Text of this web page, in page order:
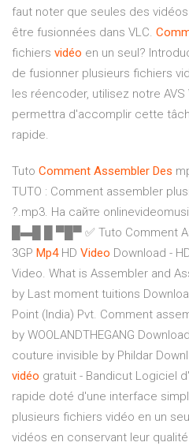
faut noter que seules des
être fusionnées dans VLC.
fichiers vidéo en un seul?
de fusionner plusieurs fichiers
les réencoder, utilisez notre
permettra d'accomplir cette
rapide.
Tuto Comment Assembler Des
TUTO : Comment assembler
?.mp3. На сайте
█▬█ █ ▀█▀ ✅ Tuto Comment
3GP Mp4HD Video Download -
Video. What is Assembler and
by Last moment tuitions
Point (India) Pvt. Comment
by WOOLANDTHEGANG
couture invisible by Phildar
vidéo gratuit - Bandicut Logiciel
rapide doté d'une interface
plusieurs fichiers vidéo en un
vidéos en conservant leur